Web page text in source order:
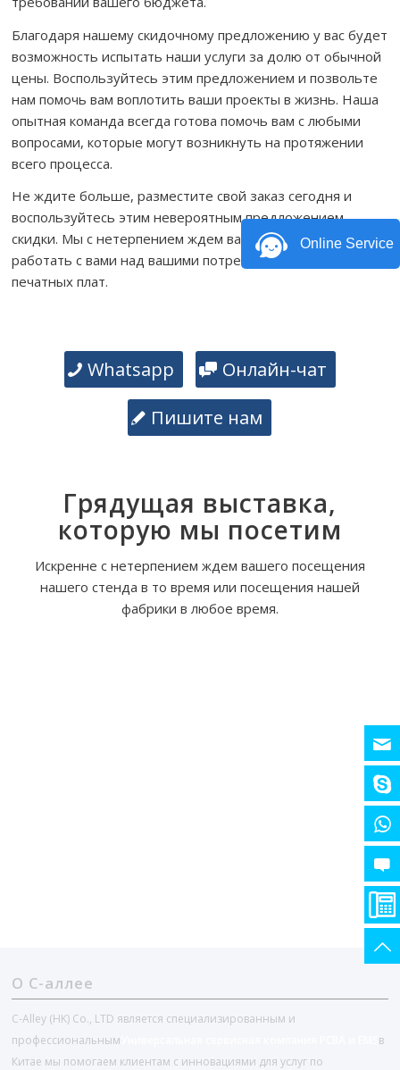
Благодаря нашему скидочному предложению у вас будет
возможность испытать наши услуги за долю от обычной
цены. Воспользуйтесь этим предложением и позвольте
нам помочь вам воплотить ваши проекты в жизнь. Наша
опытная команда всегда готова помочь вам с любыми
вопросами, которые могут возникнуть на протяжении
всего процесса.
Не ждите больше, разместите свой заказ сегодня и
воспользуйтесь этим невероятным предложением
скидки. Мы с нетерпением ждем вашего ответа и будем
работать с вами над вашими потребностями в сборке
печатных плат.
Whatsapp
Онлайн-чат
Пишите нам
Грядущая выставка,
которую мы посетим
Искренне с нетерпением ждем вашего посещения
нашего стенда в то время или посещения нашей
фабрики в любое время.
О С-аллее
C-Alley (HK) Co., LTD является специализированным и
профессиональным
в
Китае мы помогаем клиентам с инновациями для услуг по
Online Service